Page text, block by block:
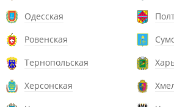
Одесская
Ровенская
Тернопольская
Херсонская